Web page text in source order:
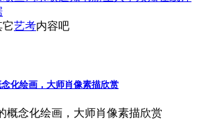
艺考内容吧
化绘画，大师肖像素描欣赏
概念化绘画，大师肖像素描欣赏